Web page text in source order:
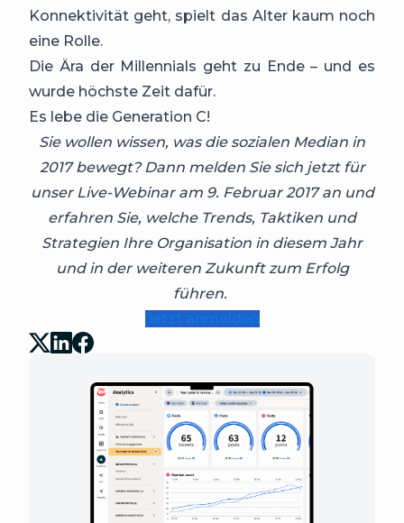
Konnektivität geht, spielt das Alter kaum noch
eine Rolle.
Die Ära der Millennials geht zu Ende – und es
wurde höchste Zeit dafür.
Es lebe die Generation C!
Sie wollen wissen, was die sozialen Median in
2017 bewegt? Dann melden Sie sich jetzt für
unser Live-Webinar am 9. Februar 2017 an und
erfahren Sie, welche Trends, Taktiken und
Strategien Ihre Organisation in diesem Jahr
und in der weiteren Zukunft zum Erfolg
führen.
Jetzt anmelden